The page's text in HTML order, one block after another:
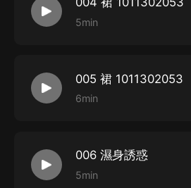
5min
005 裙 1011302053
6min
006 濕身誘惑
5min